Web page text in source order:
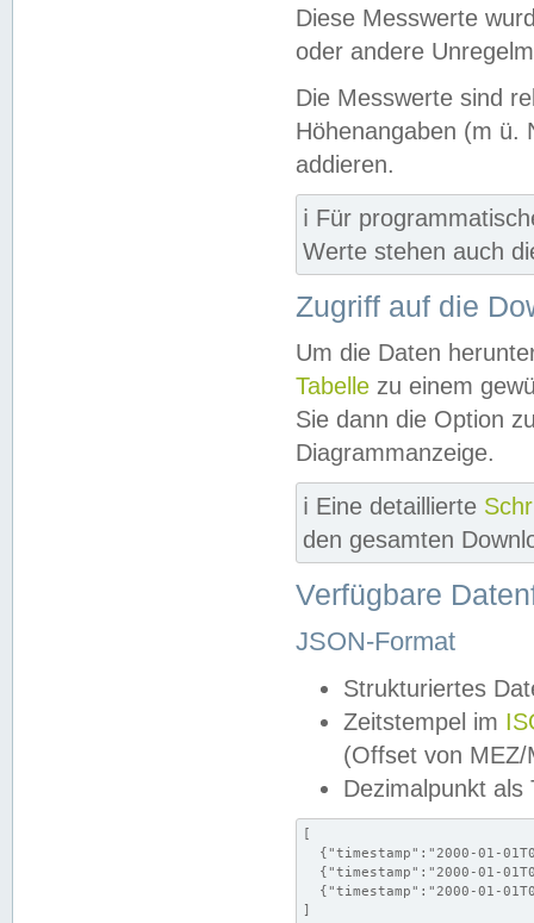
Diese Messwerte
oder andere
Die Messwerte sind
Höhenangaben (m ü.
addieren.
ℹ️ Für
Werte stehen auch
Zugriff auf die
Um die Daten
Tabelle zu einem
Sie dann die Option
Diagrammanzeige.
ℹ️ Eine detaillierte
den gesamten
Verfügbare
JSON-Format
Strukturiertes
Zeitstempel im
(Offset von MEZ/
Dezimalpunkt als
[
{"timestamp":"2000-01-
{"timestamp":"2000-01-
{"timestamp":"2000-01-
]